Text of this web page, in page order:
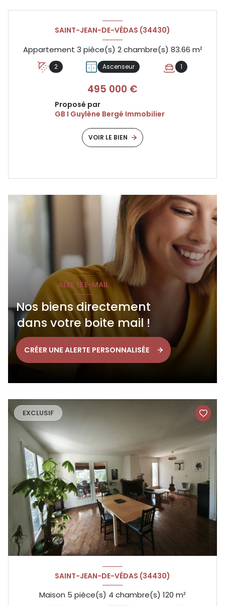
SAINT-JEAN-DE-VÉDAS (34430)
Appartement 3 pièce(s) 2 chambre(s) 83.66 m²
2 Ascenseur 1
495 000 €
Proposé par
GB I Guylène Bergé Immobilier
VOIR LE BIEN
ALERTE E-MAIL
Nos biens directement
dans votre boite mail !
CRÉER UNE ALERTE PERSONNALISÉE
EXCLUSIF
SAINT-JEAN-DE-VÉDAS (34430)
Maison 5 pièce(s) 4 chambre(s) 120 m²